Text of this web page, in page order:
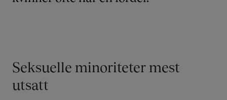
Seksuelle minoriteter mest
utsatt